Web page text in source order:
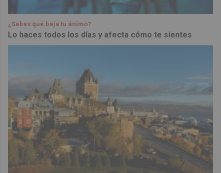
¿Sabes qué baja tu ánimo?
Lo haces todos los días y afecta cómo te sientes